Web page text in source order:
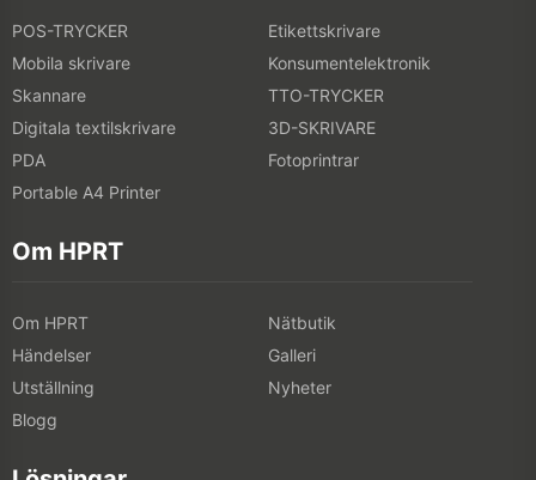
POS-TRYCKER
Etikettskrivare
Mobila skrivare
Konsumentelektronik
Skannare
TTO-TRYCKER
Digitala textilskrivare
3D-SKRIVARE
PDA
Fotoprintrar
Portable A4 Printer
Om HPRT
Om HPRT
Nätbutik
Händelser
Galleri
Utställning
Nyheter
Blogg